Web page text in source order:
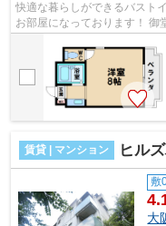
快適な暮らしができるバスト
お部屋になっております！ 御堂筋線、谷町線の文の里駅が利用でき、ＪＲ阪
賃貸 | マンション ヒル
敷
大